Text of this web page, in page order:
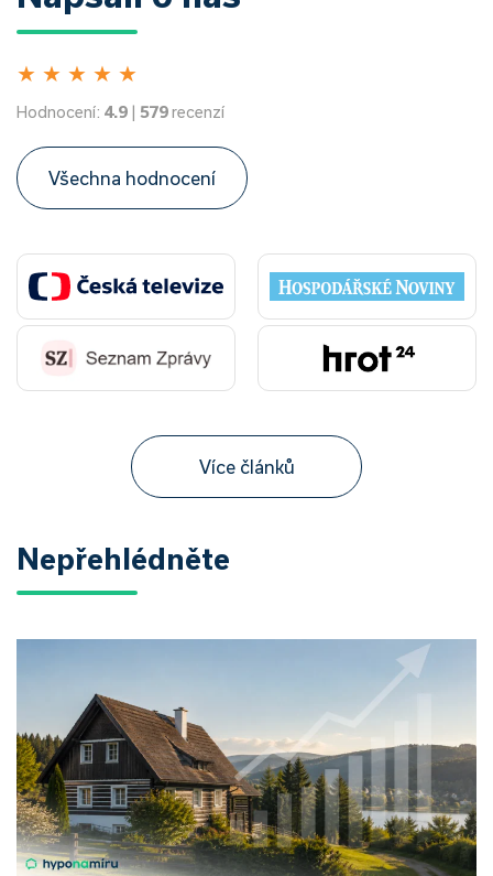
★ ★ ★ ★ ★
Hodnocení: 4.9 | 579recenzí
Všechna hodnocení
Více článků
Nepřehlédněte